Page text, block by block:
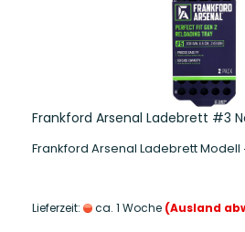
Frankford Arsenal Ladebrett #3
Frankford Arsenal Ladebrett
Lieferzeit: ca. 1 Woche (Ausland